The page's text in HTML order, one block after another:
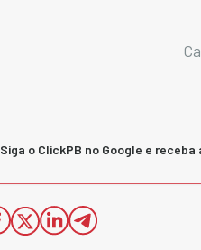
Siga o ClickPB no Google e